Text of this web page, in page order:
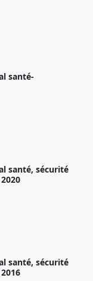
santé-
santé, sécurité
santé, sécurité